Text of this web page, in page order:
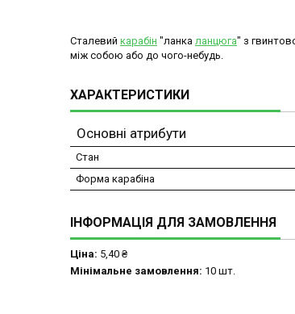
Сталевий карабін "ланка ланцюга" з
між собою або до чого-небудь.
ХАРАКТЕРИСТИКИ
Основні атрибути
Стан
Форма карабіна
ІНФОРМАЦІЯ ДЛЯ ЗАМОВЛЕННЯ
Ціна: 5,40 ₴
Мінімальне замовлення: 10 шт.